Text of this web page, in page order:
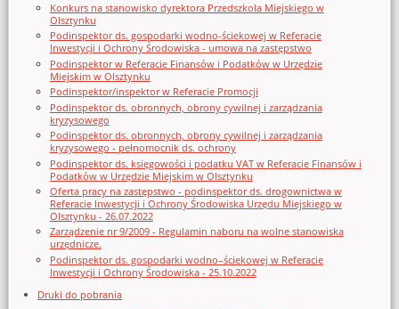
Konkurs na stanowisko dyrektora Przedszkola Miejskiego w
Olsztynku
Podinspektor ds. gospodarki wodno-ściekowej w Referacie
Inwestycji i Ochrony Środowiska - umowa na zastępstwo
Podinspektor w Referacie Finansów i Podatków w Urzędzie
Miejskim w Olsztynku
Podinspektor/inspektor w Referacie Promocji
Podinspektor ds. obronnych, obrony cywilnej i zarządzania
kryzysowego
Podinspektor ds. obronnych, obrony cywilnej i zarządzania
kryzysowego - pełnomocnik ds. ochrony
Podinspektor ds. księgowości i podatku VAT w Referacie Finansów i
Podatków w Urzędzie Miejskim w Olsztynku
Oferta pracy na zastępstwo - podinspektor ds. drogownictwa w
Referacie Inwestycji i Ochrony Środowiska Urzędu Miejskiego w
Olsztynku - 26.07.2022
Zarządzenie nr 9/2009 - Regulamin naboru na wolne stanowiska
urzędnicze.
Podinspektor ds. gospodarki wodno–ściekowej w Referacie
Inwestycji i Ochrony Środowiska - 25.10.2022
Druki do pobrania